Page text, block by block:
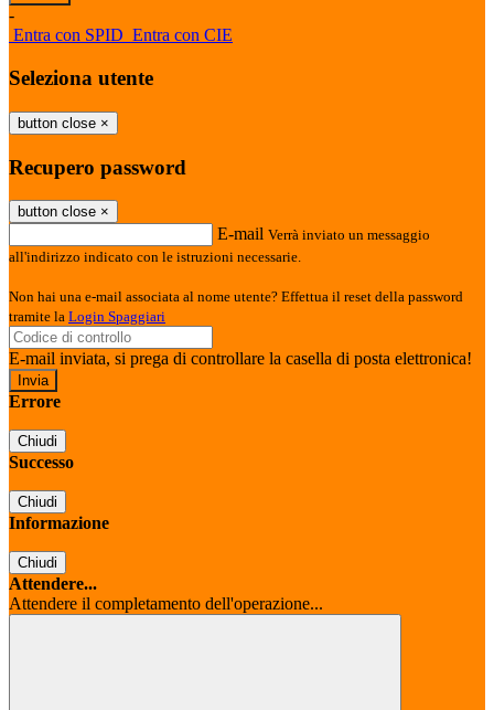
-
Entra con SPID Entra con CIE
Seleziona utente
button close ×
Recupero password
button close ×
E-mail Verrà inviato un messaggio
all'indirizzo indicato con le istruzioni necessarie.
Non hai una e-mail associata al nome utente? Effettua il reset della password
tramite la Login Spaggiari
E-mail inviata, si prega di controllare la casella di posta elettronica!
Errore
Chiudi
Successo
Chiudi
Informazione
Chiudi
Attendere...
Attendere il completamento dell'operazione...